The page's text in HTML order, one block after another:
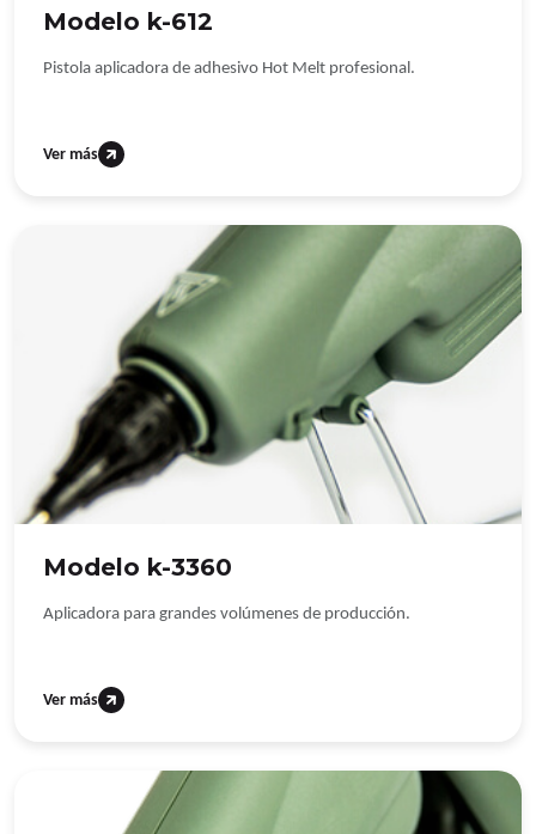
Modelo k-612
Pistola aplicadora de adhesivo Hot Melt profesional.
Ver más
Modelo k-3360
Aplicadora para grandes volúmenes de producción.
Ver más